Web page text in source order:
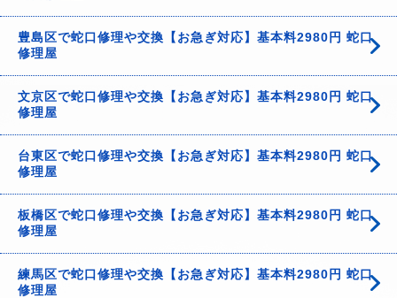
豊島区で蛇口修理や交換【お急ぎ対応】基本料2980円 蛇口
修理屋
文京区で蛇口修理や交換【お急ぎ対応】基本料2980円 蛇口
修理屋
台東区で蛇口修理や交換【お急ぎ対応】基本料2980円 蛇口
修理屋
板橋区で蛇口修理や交換【お急ぎ対応】基本料2980円 蛇口
修理屋
練馬区で蛇口修理や交換【お急ぎ対応】基本料2980円 蛇口
修理屋